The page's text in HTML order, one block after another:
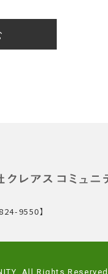
9550】
All Rights Reserved.